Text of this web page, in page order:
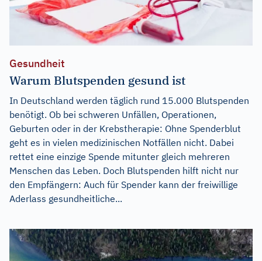
Gesundheit
Warum Blutspenden gesund ist
In Deutschland werden täglich rund 15.000 Blutspenden
benötigt. Ob bei schweren Unfällen, Operationen,
Geburten oder in der Krebstherapie: Ohne Spenderblut
geht es in vielen medizinischen Notfällen nicht. Dabei
rettet eine einzige Spende mitunter gleich mehreren
Menschen das Leben. Doch Blutspenden hilft nicht nur
den Empfängern: Auch für Spender kann der freiwillige
Aderlass gesundheitliche...